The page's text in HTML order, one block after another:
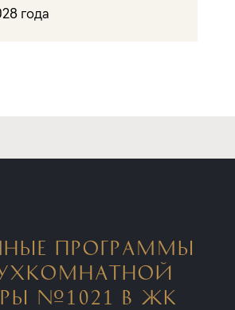
года
ПРОГРАММЫ
№1021 В ЖК